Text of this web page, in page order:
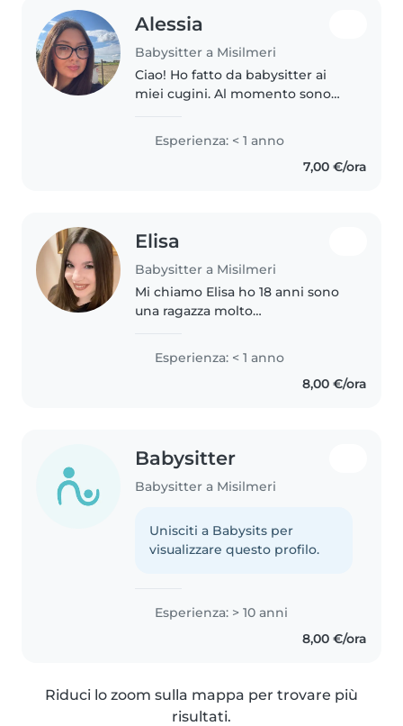
Alessia
Babysitter a Misilmeri
Ciao! Ho fatto da babysitter ai
miei cugini. Al momento sono
letterature straniere presso
l'università degli studi di
Palermo. Nel mio tempo libero
Esperienza: < 1 anno
7,00 €/ora
Elisa
Babysitter a Misilmeri
Mi chiamo Elisa ho 18 anni sono
una ragazza molto
mi piace fare la babysitter
perché è un lavoro che ho
sempre voluto fare. Mi piace
Esperienza: < 1 anno
8,00 €/ora
Babysitter
Babysitter a Misilmeri
Unisciti a Babysits per
visualizzare questo profilo.
Esperienza: > 10 anni
8,00 €/ora
Riduci lo zoom sulla mappa per trovare più
risultati.